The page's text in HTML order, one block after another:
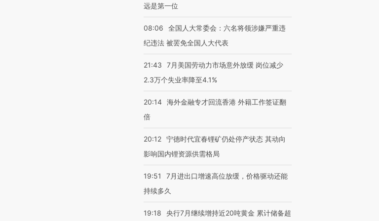
远是第一位
08:06
全国人大常委会：六名将领涉嫌严重违
纪违法 被罢免全国人大代表
21:43
7月美国劳动力市场意外放缓 岗位减少
2.3万个失业率降至4.1%
20:14 海外金融专才回流香港 外籍工作签证翻
倍
20:12 宁德时代宜春锂矿仍处停产状态 其动向
影响国内锂资源供需格局
19:51
7月进出口增速高位放缓，价格驱动还能
持续多久
19:18
央行7月继续增持近20吨黄金 累计储备超